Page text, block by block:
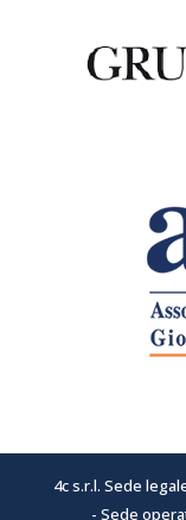
4c s.r.l. Sede
- Sede